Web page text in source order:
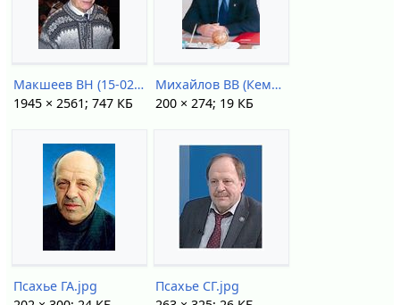
Макшеев ВН (15-02-2012).jpg
1945 × 2561; 747 КБ
Михайлов ВВ (Кемерово).jpg
200 × 274; 19 КБ
Псахье ГА.jpg
Псахье СГ.jpg